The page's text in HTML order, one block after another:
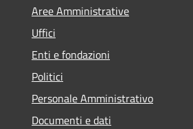
Aree Amministrative
Uffici
Enti e fondazioni
Politici
Personale Amministrativo
Documenti e dati